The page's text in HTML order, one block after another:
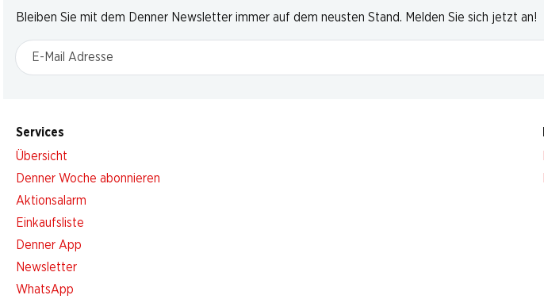
Bleiben Sie mit dem Denner Newsletter immer auf dem neusten Stand. Melden Sie sich jetzt an!
E-Mail Adresse
Services
Übersicht
Denner Woche abonnieren
Aktionsalarm
Einkaufsliste
Denner App
Newsletter
WhatsApp